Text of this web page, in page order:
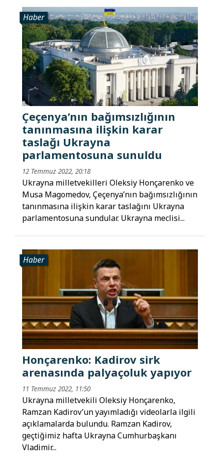
Haber
Çeçenya’nın bağımsızlığının
tanınmasına ilişkin karar
taslağı Ukrayna
parlamentosuna sunuldu
12 Temmuz 2022, 20:18
Ukrayna milletvekilleri Oleksiy Honçarenko ve
Musa Magomedov, Çeçenya’nın bağımsızlığının
tanınmasına ilişkin karar taslağını Ukrayna
parlamentosuna sundular. Ukrayna meclisi...
Haber
Honçarenko: Kadirov sirk
arenasında palyaçoluk yapıyor
11 Temmuz 2022, 11:50
Ukrayna milletvekili Oleksiy Honçarenko,
Ramzan Kadirov’un yayımladığı videolarla ilgili
açıklamalarda bulundu. Ramzan Kadirov,
geçtiğimiz hafta Ukrayna Cumhurbaşkanı
Vladimir...